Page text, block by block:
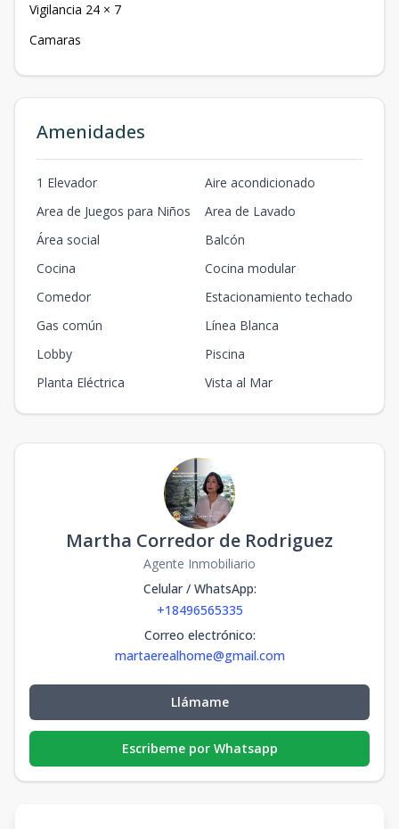
Vigilancia 24 × 7
Camaras
Amenidades
1 Elevador
Aire acondicionado
Area de Juegos para Niños
Area de Lavado
Área social
Balcón
Cocina
Cocina modular
Comedor
Estacionamiento techado
Gas común
Línea Blanca
Lobby
Piscina
Planta Eléctrica
Vista al Mar
Martha Corredor de Rodriguez
Agente Inmobiliario
Celular / WhatsApp:
+18496565335
Correo electrónico:
martaerealhome@gmail.com
Llámame
Escribeme por Whatsapp